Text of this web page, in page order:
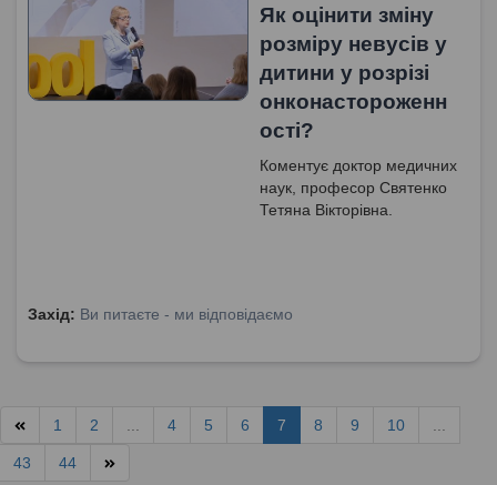
Як оцінити зміну
розміру невусів у
дитини у розрізі
онконастороженн
ості?
Коментує доктор медичних
наук, професор Святенко
Тетяна Вікторівна.
Захід: Ви питаєте - ми відповідаємо
1 2 4 5 6 7 8 9 10
43 44